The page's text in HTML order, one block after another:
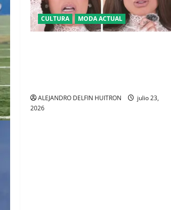
CULTURA MODA ACTUAL
ALEJANDRO DELFIN HUITRON
julio 23,
2026